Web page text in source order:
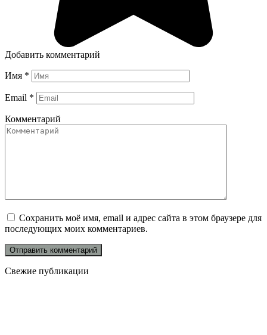
Добавить комментарий
Имя *
Email *
Комментарий
Сохранить моё имя, email и адрес сайта в этом браузере для
последующих моих комментариев.
Свежие публикации